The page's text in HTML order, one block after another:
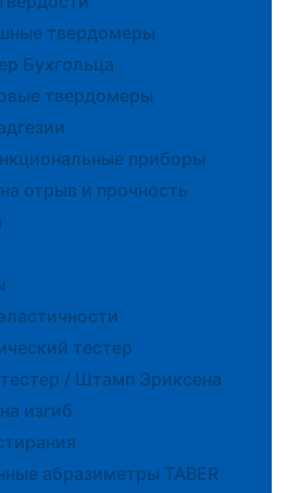
твердомеры
Бухгольца
твердомеры
приборы
отрыв и прочность
тестер
/ Штамп Эриксена
изгиб
абразиметры TABER